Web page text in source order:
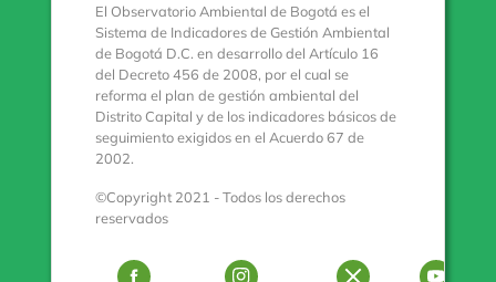
El Observatorio Ambiental de Bogotá es el
Sistema de Indicadores de Gestión Ambiental
de Bogotá D.C. en desarrollo del Artículo 16
del Decreto 456 de 2008, por el cual se
reforma el plan de gestión ambiental del
Distrito Capital y de los indicadores básicos de
seguimiento exigidos en el Acuerdo 67 de
2002.
©Copyright 2021 - Todos los derechos
reservados